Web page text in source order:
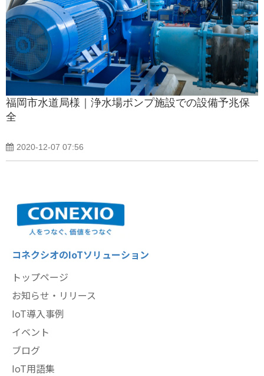
福岡市水道局様｜浄水場ポンプ施設での設備予兆保
全
2020-12-07 07:56
コネクシオのIoTソリューション
トップページ
お知らせ・リリース
IoT導入事例
イベント
ブログ
IoT用語集